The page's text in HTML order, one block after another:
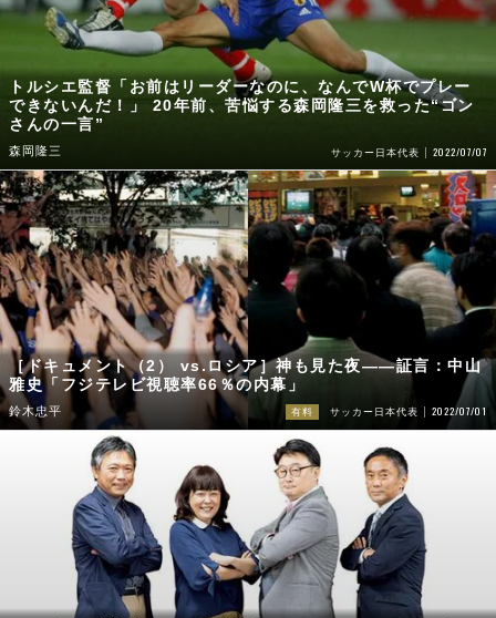
トルシエ監督「お前はリーダーなのに、なんでW杯でプレー
できないんだ！」 20年前、苦悩する森岡隆三を救った“ゴン
さんの一言”
森岡隆三 サッカー日本代表 2022/07/07
［ドキュメント（2） vs.ロシア］神も見た夜――証言：中山
雅史「フジテレビ視聴率66％の内幕」
鈴木忠平 有料 サッカー日本代表 2022/07/01